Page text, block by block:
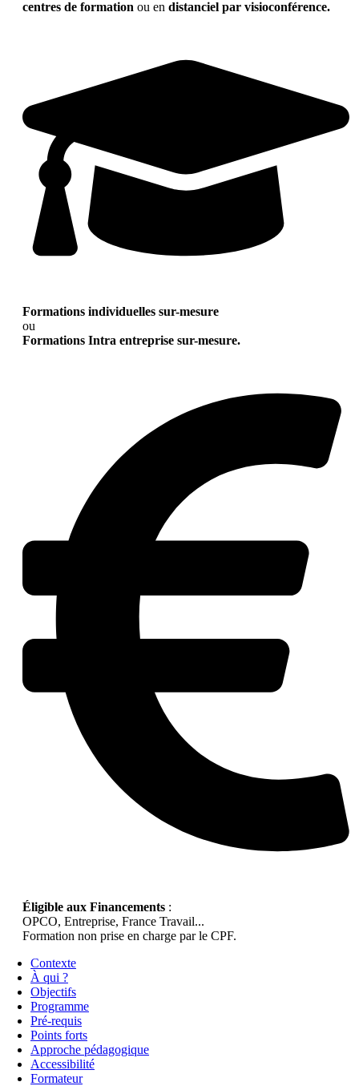
centres de formation ou en distanciel par visioconférence.
Formations individuelles sur-mesure
ou
Formations Intra entreprise sur-mesure.
Éligible aux Financements :
OPCO, Entreprise, France Travail...
Formation non prise en charge par le CPF.
Contexte
À qui ?
Objectifs
Programme
Pré-requis
Points forts
Approche pédagogique
Accessibilité
Formateur